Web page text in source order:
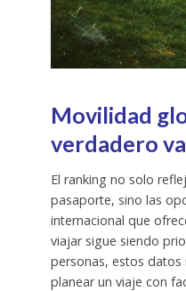
Movilidad
verdadero
El ranking no solo
pasaporte, sino las
internacional que
viajar sigue siendo
personas, estos datos
planear un viaje con